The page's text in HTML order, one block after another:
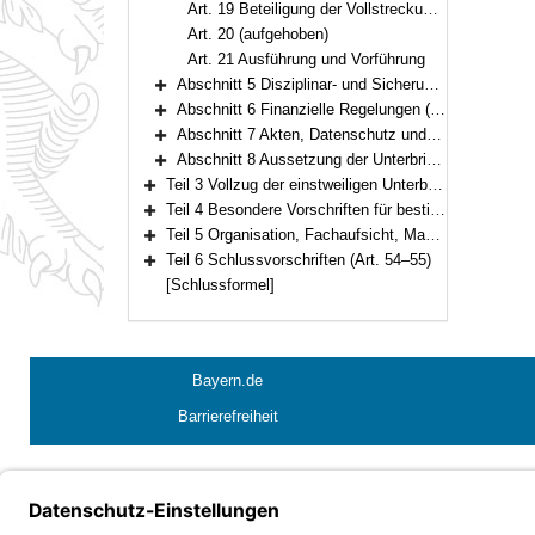
Art. 19 Beteiligung der Vollstreckungsbehörde
Art. 20 (aufgehoben)
Art. 21 Ausführung und Vorführung
Bereich erweitern
Abschnitt 5 Disziplinar- und Sicherungsmaßnahmen (Art. 22–28)
Bereich erweitern
Abschnitt 6 Finanzielle Regelungen (Art. 29–31)
Bereich erweitern
Abschnitt 7 Akten, Datenschutz und Maßregelvollzugsdatei (Art. 32–34a)
Bereich erweitern
Abschnitt 8 Aussetzung der Unterbringung und Entlassung (Art. 35–36)
Bereich erweitern
Teil 3 Vollzug der einstweiligen Unterbringung (Art. 37–41)
Bereich erweitern
Teil 4 Besondere Vorschriften für bestimmte Personengruppen (Art. 42–44)
Bereich erweitern
Teil 5 Organisation, Fachaufsicht, Maßregelvollzugsbeiräte, Kosten (Art. 45–53)
Bereich erweitern
Teil 6 Schlussvorschriften (Art. 54–55)
[Schlussformel]
Bayern.de
Barrierefreiheit